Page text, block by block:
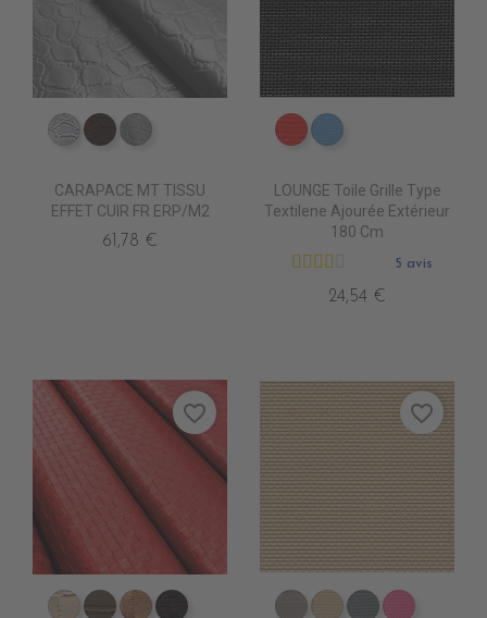
ED0030 Argent
ED0011 Chocolat
ED0000 Blanc
CARAPACE MT TISSU
EFFET CUIR FR ERP/M2
61,78 €
DB0208 ROUGE
DB0224 CIEL
LOUNGE Toile Grille Type
Textilene Ajourée Extérieur
180 Cm
5 avis
24,54 €
ED6001 BASSE
ED6003 BIS
ED6005 PROFUSION
ED6007 BONBON
favorite_border
DB0104 TAUPE
DB0113 BEIGE
DB0114 GRIS
DB0112
favorite_border